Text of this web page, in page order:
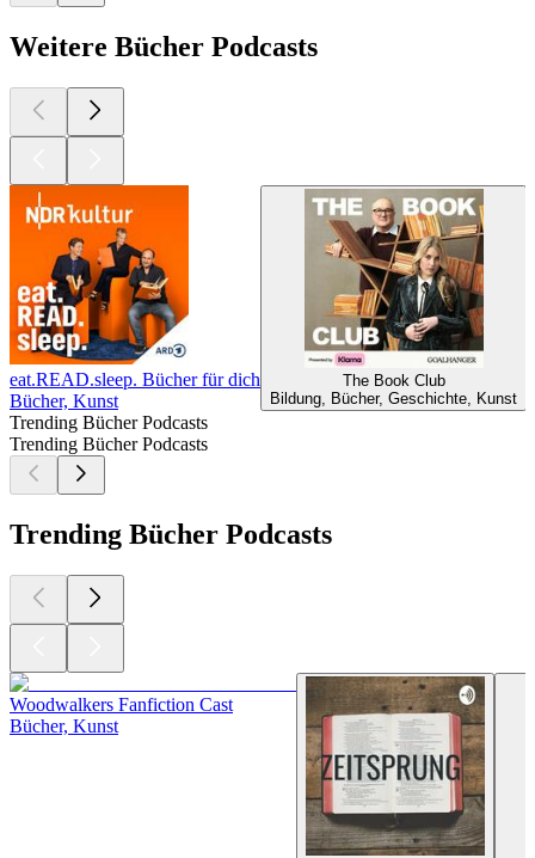
Weitere Bücher Podcasts
eat.READ.sleep. Bücher für dich
Bücher, Kunst
The Book Club
Bildung, Bücher, Geschichte, Kunst
Trending Bücher Podcasts
Trending Bücher Podcasts
Trending Bücher Podcasts
Woodwalkers Fanfiction Cast
Bücher, Kunst